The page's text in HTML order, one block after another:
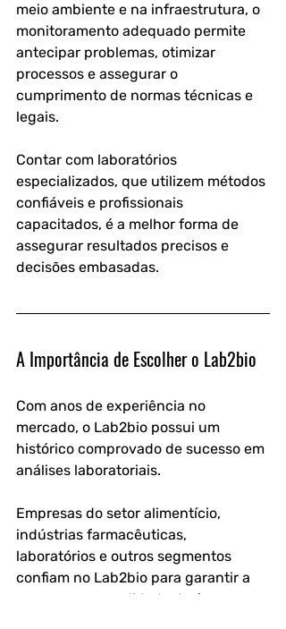
meio ambiente e na infraestrutura, o
monitoramento adequado permite
antecipar problemas, otimizar
processos e assegurar o
cumprimento de normas técnicas e
legais.
Contar com laboratórios
especializados, que utilizem métodos
confiáveis e profissionais
capacitados, é a melhor forma de
assegurar resultados precisos e
decisões embasadas.
A Importância de Escolher o Lab2bio
Com anos de experiência no
mercado, o Lab2bio possui um
histórico comprovado de sucesso em
análises laboratoriais.
Empresas do setor alimentício,
indústrias farmacêuticas,
laboratórios e outros segmentos
confiam no Lab2bio para garantir a
segurança e qualidade da água